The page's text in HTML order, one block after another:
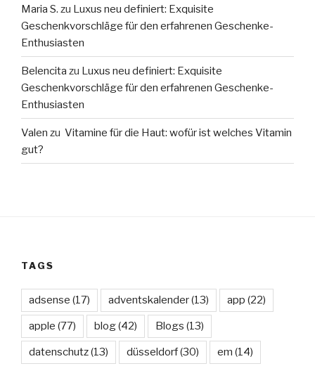
Maria S. zu Luxus neu definiert: Exquisite
Geschenkvorschläge für den erfahrenen Geschenke-
Enthusiasten
Belencita zu Luxus neu definiert: Exquisite
Geschenkvorschläge für den erfahrenen Geschenke-
Enthusiasten
Valen zu Vitamine für die Haut: wofür ist welches Vitamin
gut?
TAGS
adsense (17) adventskalender(13) app (22)
apple (77) blog(42) Blogs (13)
datenschutz(13) düsseldorf(30) em (14)